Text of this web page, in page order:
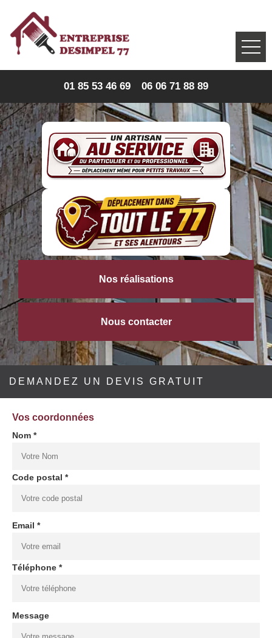
01 85 53 46 69 06 06 71 88 89
Nos réalisations
Nous contacter
DEMANDEZ UN DEVIS GRATUIT
Vos coordonnées
Nom *
Code postal *
Email *
Téléphone *
Message